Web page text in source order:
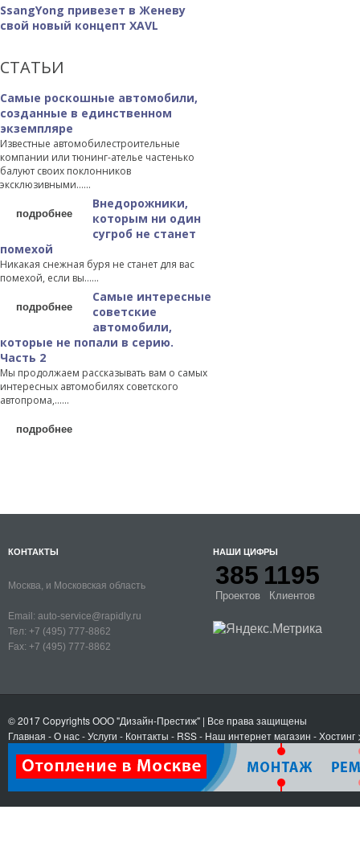
SsangYong привезет в Женеву
свой новый концепт XAVL
СТАТЬИ
Самые роскошные автомобили,
созданные в единственном
экземпляре
Известные автомобилестроительные
компании или тюнинг-ателье частенько
балуют своих поклонников
эксклюзивными…...
подробнее
Внедорожники,
которым ни один
сугроб не станет
помехой
Никакая снежная буря не станет для вас
помехой, если вы…...
подробнее
Самые интересные
советские
автомобили,
которые не попали в серию.
Часть 2
Мы продолжаем рассказывать вам о самых
интересных автомобилях советского
автопрома,…...
подробнее
КОНТАКТЫ
Москва, и Московская область
Email: auto-service@rapidly.ru
Тел: +7 (495) 777-8862
Fax: +7 (495) 777-8862
НАШИ ЦИФРЫ
385
Проектов
1195
Клиентов
© 2017 CopyrightsООО "Дизайн-Престиж" | Все права защищены
Главная -О нас-Услуги - Контакты - RSS- Наш интернет магазин -Хостинг